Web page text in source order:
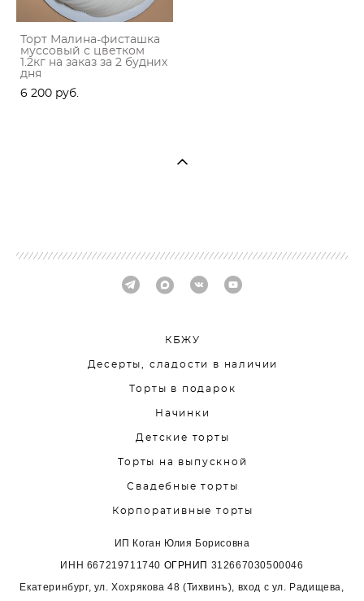
Торт Малина-фисташка
муссовый с цветком
1.2кг на заказ за 2 будних
дня
6 200 pуб.
КБЖУ
Десерты, сладости в наличии
Торты в подарок
Начинки
Детские торты
Торты на выпускной
Свадебные торты
Корпоративные торты
ИП Коган Юлия Борисовна
ИНН 667219711740 ОГРНИП 312667030500046
Екатеринбург, ул. Хохрякова 48 (Тихвинъ), вход с ул. Радищева,